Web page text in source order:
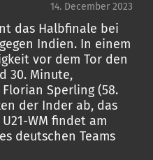
14. December 2023
das Halbfinale bei
Indien. In einem
vor dem Tor den
30. Minute,
Sperling (58.
der Inder ab, das
WM findet am
deutschen Teams